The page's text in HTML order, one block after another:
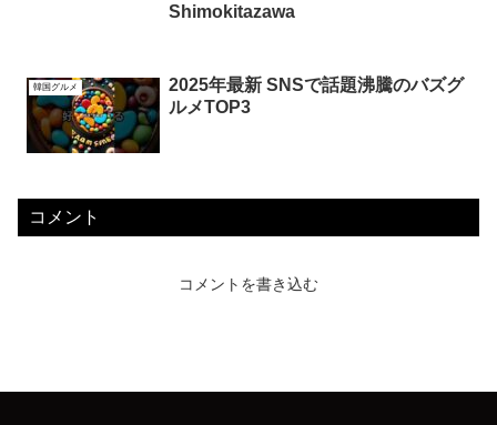
Shimokitazawa
韓国グルメ
2025年最新 SNSで話題沸騰のバズグ
ルメTOP3
コメント
コメントを書き込む